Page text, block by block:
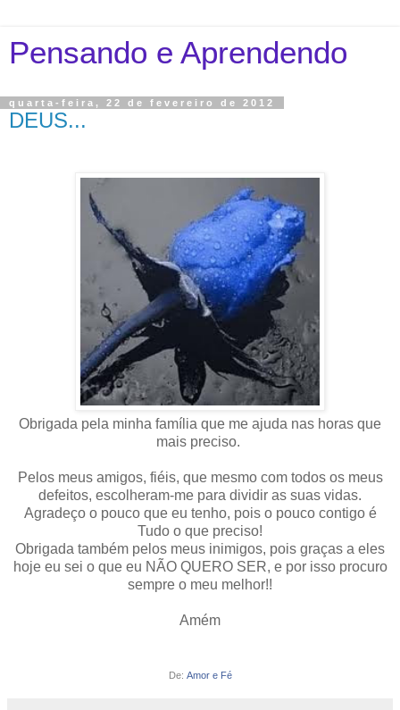
Pensando e Aprendendo
quarta-feira, 22 de fevereiro de 2012
DEUS...
Obrigada pela minha família que me ajuda nas horas que
mais preciso.
Pelos meus amigos, fiéis, que mesmo com todos os meus
defeitos, escolheram-me para dividir as suas vidas.
Agradeço o pouco que eu tenho, pois o pouco contigo é
Tudo o que preciso!
Obrigada também pelos meus inimigos, pois graças a eles
hoje eu sei o que eu NÃO QUERO SER, e por isso procuro
sempre o meu melhor!!
Amém
De: Amor e Fé